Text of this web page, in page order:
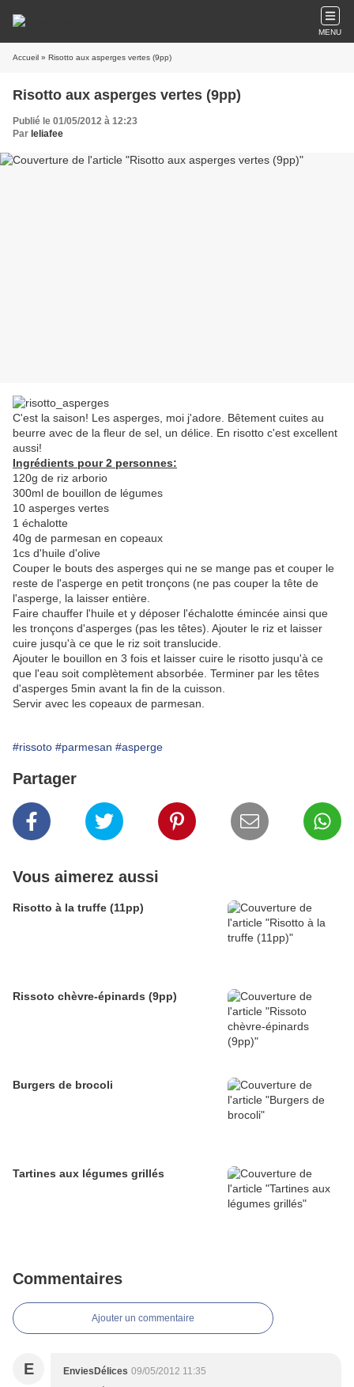
MENU
Accueil » Risotto aux asperges vertes (9pp)
Risotto aux asperges vertes (9pp)
Publié le 01/05/2012 à 12:23
Par leliafee
C'est la saison! Les asperges, moi j'adore. Bêtement cuites au
beurre avec de la fleur de sel, un délice. En risotto c'est excellent
aussi!
Ingrédients pour 2 personnes:
120g de riz arborio
300ml de bouillon de légumes
10 asperges vertes
1 échalotte
40g de parmesan en copeaux
1cs d'huile d'olive
Couper le bouts des asperges qui ne se mange pas et couper le
reste de l'asperge en petit tronçons (ne pas couper la tête de
l'asperge, la laisser entière.
Faire chauffer l'huile et y déposer l'échalotte émincée ainsi que
les tronçons d'asperges (pas les têtes). Ajouter le riz et laisser
cuire jusqu'à ce que le riz soit translucide.
Ajouter le bouillon en 3 fois et laisser cuire le risotto jusqu'à ce
que l'eau soit complètement absorbée. Terminer par les têtes
d'asperges 5min avant la fin de la cuisson.
Servir avec les copeaux de parmesan.
#rissoto #parmesan #asperge
Partager
Vous aimerez aussi
Risotto à la truffe (11pp)
Rissoto chèvre-épinards (9pp)
Burgers de brocoli
Tartines aux légumes grillés
Commentaires
Ajouter un commentaire
E EnviesDélices 09/05/2012 11:35